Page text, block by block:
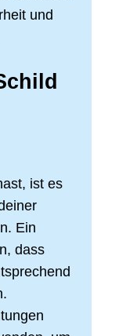
und
ist es
Ein
dass